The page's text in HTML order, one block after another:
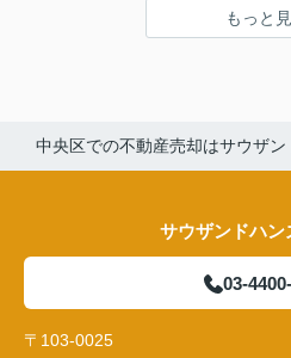
もっと
中央区での不動産売却はサウザ
サウザンドハン
03-
〒103-0025